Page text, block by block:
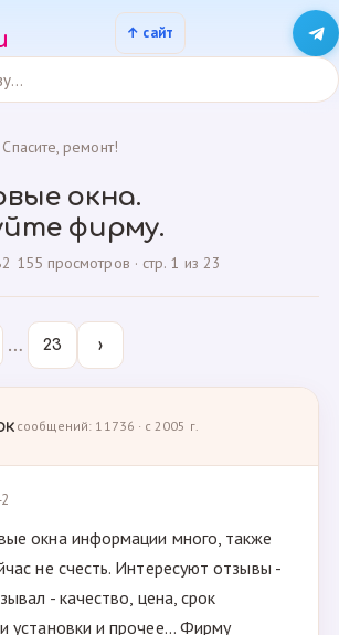
Спасите, ремонт!
окна.
фирму.
155 просмотров · стр. 1 из 23
… 23 ›
сообщений: 11736 · с 2005 г.
окна информации много, также
не счесть. Интересуют отзывы -
- качество, цена, срок
установки и прочее... Фирму